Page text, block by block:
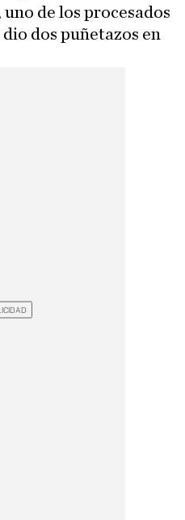
de los procesados
dos puñetazos en